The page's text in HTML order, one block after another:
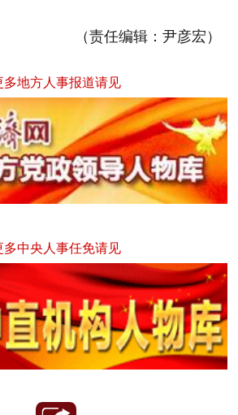
（责任编辑：尹彦宏）
多地方人事报道请见
多中央人事任免请见